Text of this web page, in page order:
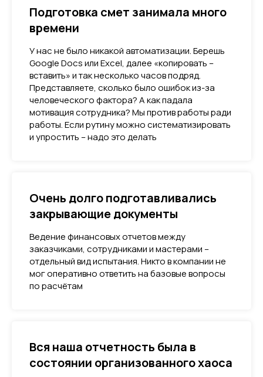
Подготовка смет занимала много
времени
У нас не было никакой автоматизации. Берешь
Google Docs или Excel, далее «копировать –
вставить» и так несколько часов подряд.
Представляете, сколько было ошибок из-за
человеческого фактора? А как падала
мотивация сотрудника? Мы против работы ради
работы. Если рутину можно систематизировать
и упростить – надо это делать
Очень долго подготавливались
закрывающие документы
Ведение финансовых отчетов между
заказчиками, сотрудниками и мастерами –
отдельный вид испытания. Никто в компании не
мог оперативно ответить на базовые вопросы
по расчётам
Вся наша отчетность была в
состоянии организованного хаоса